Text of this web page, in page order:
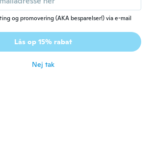
2022 · 21 anmeldelser
og promovering (AKA besparelser!) via e-mail
Lås op 15% rabat
Nej tak